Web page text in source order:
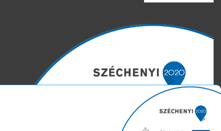
Weboldalunk süti (cookie) fájlokat használ. Ezeket a fájlokat az
Ön gépén tárolja a rendszer. A cookie-k személyek
azonosítására, látogatási szokásaik követésére nem